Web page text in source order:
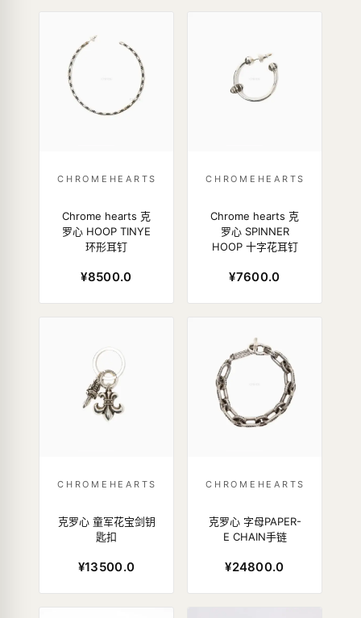
CHROMEHEARTS
Chrome hearts 克
罗心 HOOP TINYE
环形耳钉
¥8500.0
CHROMEHEARTS
Chrome hearts 克
罗心 SPINNER
HOOP 十字花耳钉
¥7600.0
CHROMEHEARTS
克罗心 童军花宝剑钥
匙扣
¥13500.0
CHROMEHEARTS
克罗心 字母PAPER-
E CHAIN手链
¥24800.0